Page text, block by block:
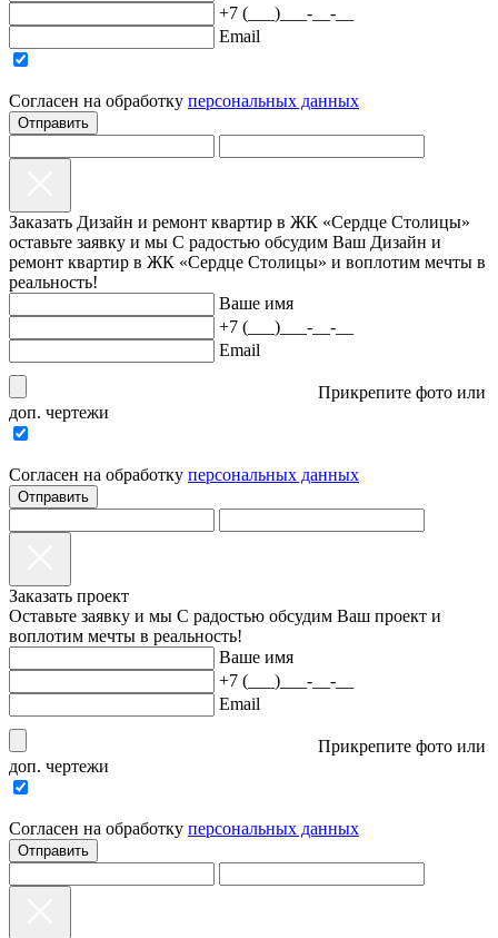
+7 (___)___-__-__
Email
Согласен на обработку персональныx данных
Отправить
Заказать Дизайн и ремонт квартир в ЖК «Сердце Столицы»
оставьте заявку и мы С радостью обсудим Ваш Дизайн и
ремонт квартир в ЖК «Сердце Столицы» и воплотим мечты в
реальность!
Ваше имя
+7 (___)___-__-__
Email
Прикрепите фото или
доп. чертежи
Согласен на обработку персональныx данных
Отправить
Заказать проект
Оставьте заявку и мы С радостью обсудим Ваш проект и
воплотим мечты в реальность!
Ваше имя
+7 (___)___-__-__
Email
Прикрепите фото или
доп. чертежи
Согласен на обработку персональныx данных
Отправить